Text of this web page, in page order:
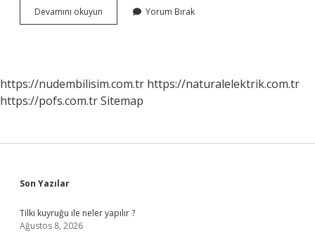
Devamını okuyun
Kaplama
Yorum Bırak
https://nudembilisim.com.tr https://naturalelektrik.com.tr
https://pofs.com.trSitemap
Sidebar
Son Yazılar
Tilki kuyruğu ile neler yapılır ?
Ağustos 8, 2026